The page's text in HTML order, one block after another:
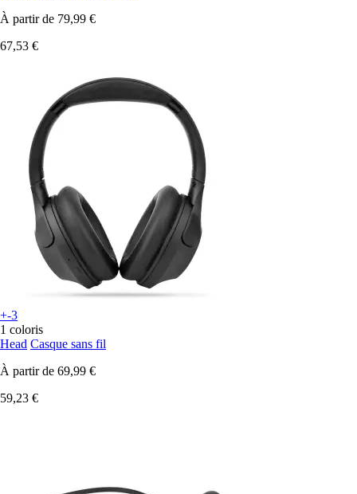
À partir de 79,99 €
67,53 €
+-3
1 coloris
Head Casque sans fil
À partir de 69,99 €
59,23 €